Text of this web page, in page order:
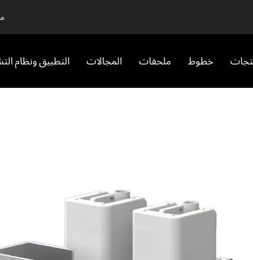
خطوط ملحقات المجالات التطبيق ونظام